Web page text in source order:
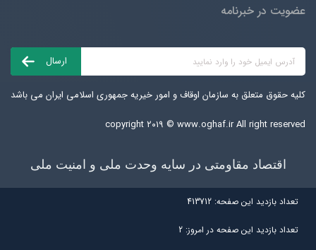
عضویت در خبرنامه
کلیه حقوق متعلق به سازمان اوقاف و امور خیریه جمهوری اسلامی ایران می باشد
copyright ۲۰۱۹ © www.oghaf.irAll right reserved
اقتصاد مقاومتی در سایه وحدت ملی و امنیت ملی
تعداد بازديد اين صفحه: 413712
تعداد بازديد اين صفحه در امروز: 2